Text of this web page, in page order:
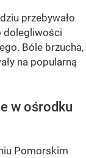
przebywało
dolegliwości
Bóle brzucha,
na popularną
w ośrodku
Pomorskim